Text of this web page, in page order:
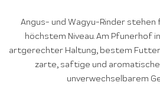
Angus- und Wagyu-Rinder stehen
höchstem Niveau. Am Pfunerhof
artgerechter Haltung, bestem
zarte, saftige und
unverwechselbarem